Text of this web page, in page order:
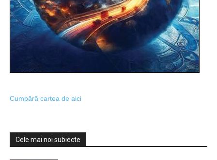
Cumpără cartea de aici
Cele mai noi subiecte